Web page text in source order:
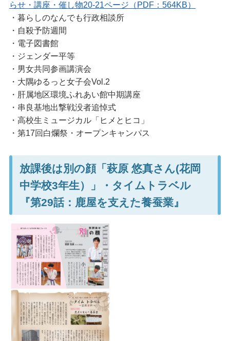
らせ・講座・催し物20-21ページ（PDF：564KB）
・暮らしのなんでも行政相談所
・自殺予防週間
・電子図書館
・ジェンダー平等
・男女共同参画講演会
・大隅ゆるっと女子会Vol.2
・肝属地区環境ふれあい館中期講座
・串良基地出撃戦没者追悼式
・高校生ミュージカル「ヒメとヒコ」
・第17回白爛祭・オープンキャンパス
放課後は別の顔「萩原 悠真さん(花岡
中学校3年生）」・タイムトラベル
『第29話：鹿屋を支えた養蚕業』